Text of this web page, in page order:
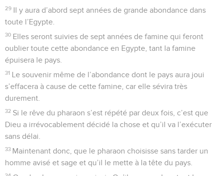
29 Il y aura d’abord sept années de grande abondance dans
toute l’Egypte.
30 Elles seront suivies de sept années de famine qui feront
oublier toute cette abondance en Egypte, tant la famine
épuisera le pays.
31 Le souvenir même de l’abondance dont le pays aura joui
s’effacera à cause de cette famine, car elle sévira très
durement.
32 Si le rêve du pharaon s’est répété par deux fois, c’est que
Dieu a irrévocablement décidé la chose et qu’il va l’exécuter
sans délai.
33 Maintenant donc, que le pharaon choisisse sans tarder un
homme avisé et sage et qu’il le mette à la tête du pays.